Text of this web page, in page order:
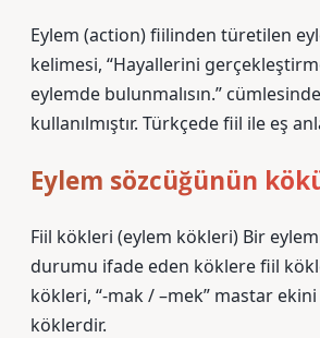
Eylem (action) fiilinden türetilen
kelimesi, “Hayallerini
eylemde bulunmalısın.”
kullanılmıştır. Türkçede fiil ile eş
Eylem sözcüğünün
Fiil kökleri (eylem kökleri) Bir
durumu ifade eden köklere fiil
kökleri, “-mak / –mek” mastar
köklerdir.